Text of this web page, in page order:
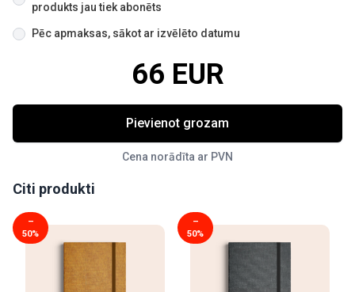
produkts jau tiek abonēts
Pēc apmaksas, sākot ar izvēlēto datumu
66 EUR
Pievienot grozam
Cena norādīta ar PVN
Citi produkti
–
50%
–
50%